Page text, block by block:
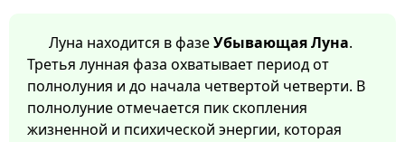
Луна находится в фазеУбывающая Луна.
Третья лунная фаза охватывает период от
полнолуния и до начала четвертой четверти. В
полнолуние отмечается пик скопления
жизненной и психической энергии, которая